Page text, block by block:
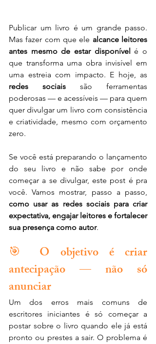
Publicar um livro é um grande passo.
Mas fazer com que ele alcance leitores
antes mesmo de estar disponível é o
que transforma uma obra invisível em
redes sociais são ferramentas
poderosas — e acessíveis — para quem
quer divulgar um livro com consistência
e criatividade, mesmo com orçamento
zero.
Se você está preparando o lançamento
do seu livro e não sabe por onde
começar a se divulgar, este post é pra
como usar as redes sociais para criar
expectativa, engajar leitores e fortalecer
sua presença como autor.
🎯 O objetivo é criar
antecipação — não só
anunciar
Um dos erros mais comuns de
escritores iniciantes é só começar a
postar sobre o livro quando ele já está
pronto ou prestes a sair. O problema é